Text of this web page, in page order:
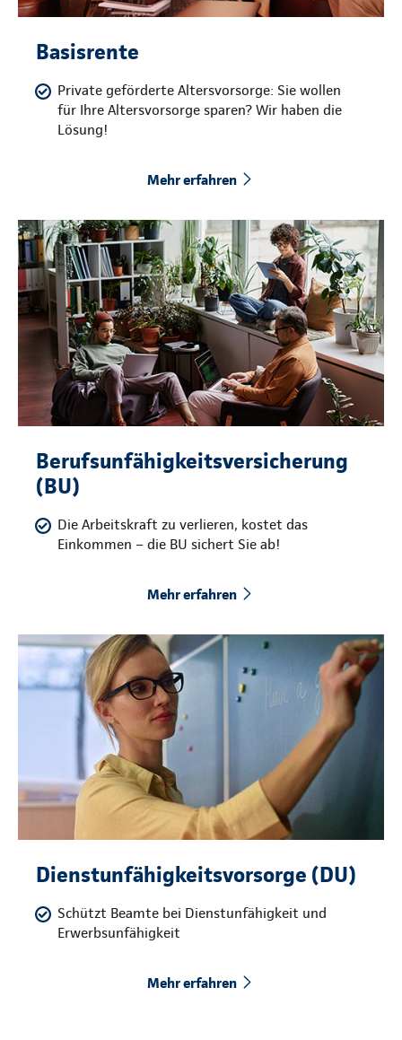
Basisrente
Private geförderte Altersvorsorge: Sie wollen
für Ihre Altersvorsorge sparen? Wir haben die
Lösung!
Mehr erfahren
Berufsunfähigkeitsversicherung
(BU)
Die Arbeitskraft zu verlieren, kostet das
Einkommen – die BU sichert Sie ab!
Mehr erfahren
Dienstunfähigkeitsvorsorge (DU)
Schützt Beamte bei Dienstunfähigkeit und
Erwerbsunfähigkeit
Mehr erfahren